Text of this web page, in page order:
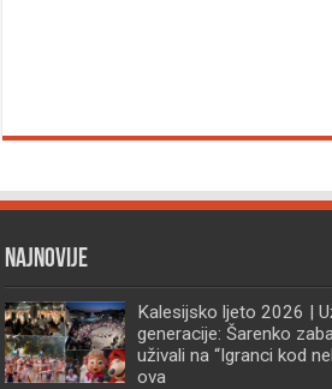
Najnovije
Kalesijsko ljeto 2026 |
generacije: Šarenko
uživali na “Igranci kod
ova